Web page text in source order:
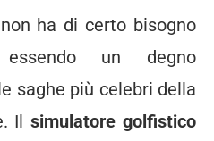
ha di certo bisogno
un degno
saghe più celebri della
Ilsimulatore golfistico